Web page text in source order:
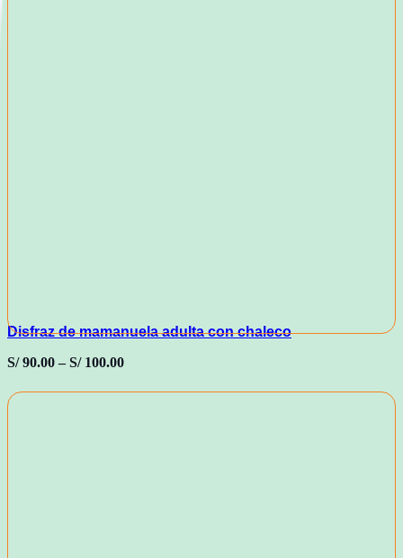
Disfraz de mamanuela adulta con chaleco
S/90.00–S/100.00